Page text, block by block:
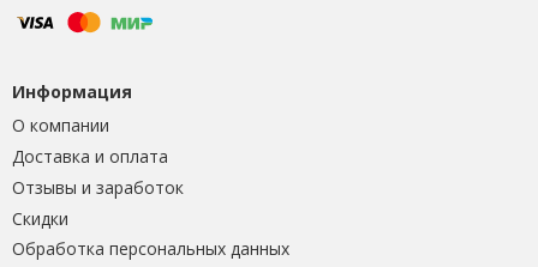
Информация
О компании
Доставка и оплата
Отзывы и заработок
Скидки
Обработка персональных данных